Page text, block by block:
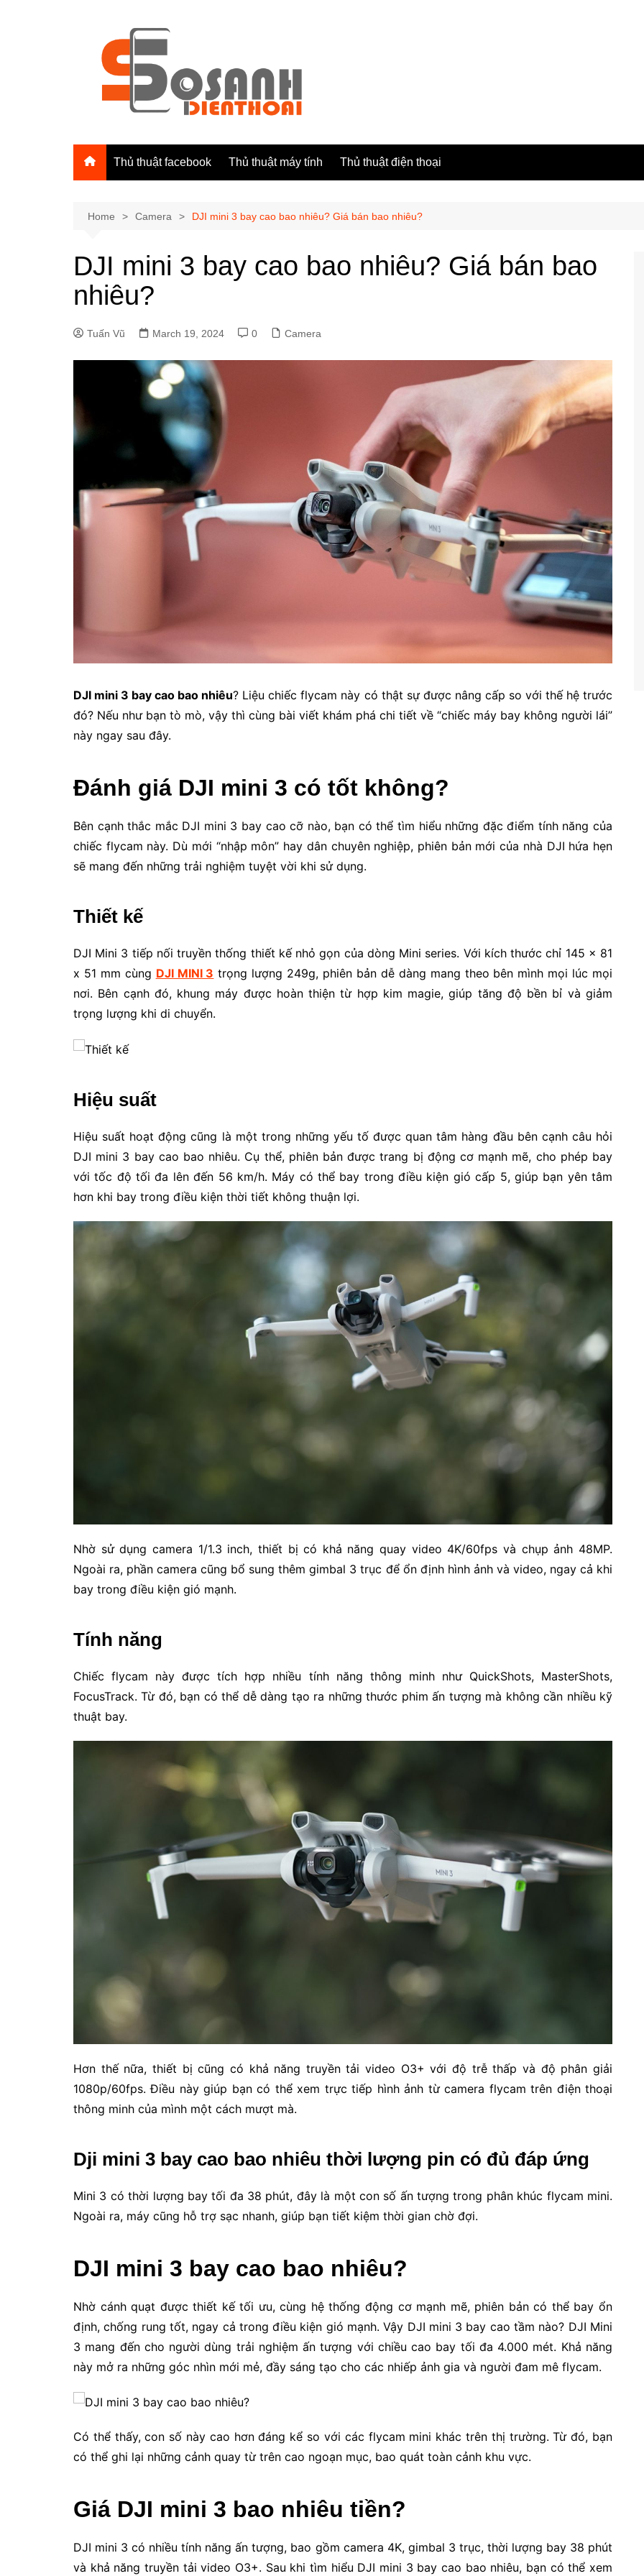
Thủ thuật facebook Thủ thuật máy tính Thủ thuật điện thoại
Home Camera DJI mini 3 bay cao bao nhiêu? Giá bán bao nhiêu?
DJI mini 3 bay cao bao nhiêu? Giá bán bao
nhiêu?
Tuấn Vũ March 19, 2024 0 Camera
DJI mini 3 bay cao bao nhiêu? Liệu chiếc flycam này có thật sự được nâng cấp so với thế hệ trước
đó? Nếu như bạn tò mò, vậy thì cùng bài viết khám phá chi tiết về “chiếc máy bay không người lái”
này ngay sau đây.
Đánh giá DJI mini 3 có tốt không?
Bên cạnh thắc mắc DJI mini 3 bay cao cỡ nào, bạn có thể tìm hiểu những đặc điểm tính năng của
chiếc flycam này. Dù mới “nhập môn” hay dân chuyên nghiệp, phiên bản mới của nhà DJI hứa hẹn
sẽ mang đến những trải nghiệm tuyệt vời khi sử dụng.
Thiết kế
DJI Mini 3 tiếp nối truyền thống thiết kế nhỏ gọn của dòng Mini series. Với kích thước chỉ 145 x 81
x 51 mm cùng DJI MINI 3 trọng lượng 249g, phiên bản dễ dàng mang theo bên mình mọi lúc mọi
nơi. Bên cạnh đó, khung máy được hoàn thiện từ hợp kim magie, giúp tăng độ bền bỉ và giảm
trọng lượng khi di chuyển.
Hiệu suất
Hiệu suất hoạt động cũng là một trong những yếu tố được quan tâm hàng đầu bên cạnh câu hỏi
DJI mini 3 bay cao bao nhiêu. Cụ thể, phiên bản được trang bị động cơ mạnh mẽ, cho phép bay
với tốc độ tối đa lên đến 56 km/h. Máy có thể bay trong điều kiện gió cấp 5, giúp bạn yên tâm
hơn khi bay trong điều kiện thời tiết không thuận lợi.
Nhờ sử dụng camera 1/1.3 inch, thiết bị có khả năng quay video 4K/60fps và chụp ảnh 48MP.
Ngoài ra, phần camera cũng bổ sung thêm gimbal 3 trục để ổn định hình ảnh và video, ngay cả khi
bay trong điều kiện gió mạnh.
Tính năng
Chiếc flycam này được tích hợp nhiều tính năng thông minh như QuickShots, MasterShots,
FocusTrack. Từ đó, bạn có thể dễ dàng tạo ra những thước phim ấn tượng mà không cần nhiều kỹ
thuật bay.
Hơn thế nữa, thiết bị cũng có khả năng truyền tải video O3+ với độ trễ thấp và độ phân giải
1080p/60fps. Điều này giúp bạn có thể xem trực tiếp hình ảnh từ camera flycam trên điện thoại
thông minh của mình một cách mượt mà.
Dji mini 3 bay cao bao nhiêu thời lượng pin có đủ đáp ứng
Mini 3 có thời lượng bay tối đa 38 phút, đây là một con số ấn tượng trong phân khúc flycam mini.
Ngoài ra, máy cũng hỗ trợ sạc nhanh, giúp bạn tiết kiệm thời gian chờ đợi.
DJI mini 3 bay cao bao nhiêu?
Nhờ cánh quạt được thiết kế tối ưu, cùng hệ thống động cơ mạnh mẽ, phiên bản có thể bay ổn
định, chống rung tốt, ngay cả trong điều kiện gió mạnh. Vậy DJI mini 3 bay cao tầm nào? DJI Mini
3 mang đến cho người dùng trải nghiệm ấn tượng với chiều cao bay tối đa 4.000 mét. Khả năng
này mở ra những góc nhìn mới mẻ, đầy sáng tạo cho các nhiếp ảnh gia và người đam mê flycam.
Có thể thấy, con số này cao hơn đáng kể so với các flycam mini khác trên thị trường. Từ đó, bạn
có thể ghi lại những cảnh quay từ trên cao ngoạn mục, bao quát toàn cảnh khu vực.
Giá DJI mini 3 bao nhiêu tiền?
DJI mini 3 có nhiều tính năng ấn tượng, bao gồm camera 4K, gimbal 3 trục, thời lượng bay 38 phút
và khả năng truyền tải video O3+. Sau khi tìm hiểu DJI mini 3 bay cao bao nhiêu, bạn có thể xem